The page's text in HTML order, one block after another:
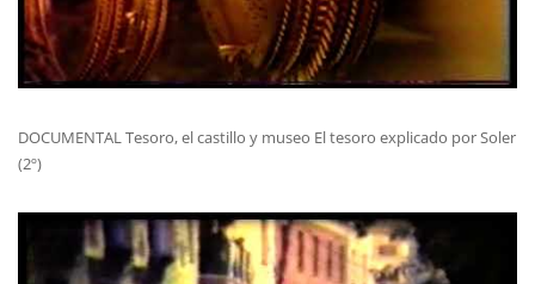
DOCUMENTAL Tesoro, el castillo y museo El tesoro explicado por Soler
(2º)